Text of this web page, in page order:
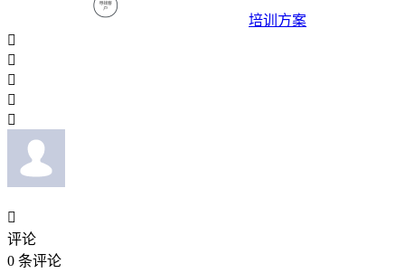
培训方案






评论
0 条评论